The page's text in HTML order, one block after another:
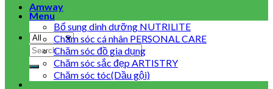
Menu
Search
for:
Amway
Bổ sung dinh dưỡng NUTRILITE
Chăm sóc cá nhân PERSONAL CARE
Chăm sóc đồ gia dụng
Chăm sóc sắc đẹp ARTISTRY
Chăm sóc tóc(Dầu gội)